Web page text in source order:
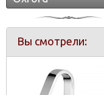
Вы смотрели: